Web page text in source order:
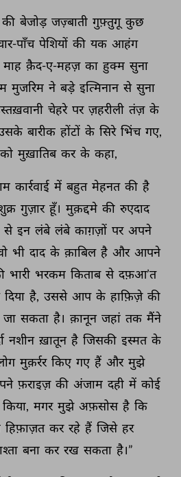
की बेजोड़ जज़्बाती गुफ़्तुगू कुछ
पाँच पेशियों की यक आहंग
माह क़ैद-ए-महज़ का हुक्म सुना
मुजरिम ने बड़े इत्मिनान से सुना
चेहरे पर ज़हरीली तंज़ के
बारीक होंटों के सिरे भिंच गए,
को मुख़ातिब कर के कहा,
कार्रवाई में बहुत मेहनत की है
गुज़ार हूँ। मुक़द्दमे की रुएदाद
से इन लंबे लंबे काग़ज़ों पर अपने
भी दाद के क़ाबिल है और आपने
भारी भरकम किताब से दफ़आ’त
दिया है, उससे आप के हाफ़िज़े की
जा सकता है। क़ानून जहां तक मैंने
नशीन ख़ातून है जिसकी इस्मत के
मुक़र्रर किए गए हैं और मुझे
फ़राइज़ की अंजाम दही में कोई
किया, मगर मुझे अफ़सोस है कि
हिफ़ाज़त कर रहे हैं जिसे हर
बना कर रख सकता है।”